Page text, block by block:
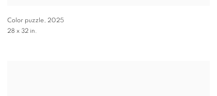
Color puzzle, 2025
28 x 32 in.